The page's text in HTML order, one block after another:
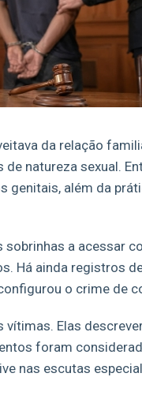
da relação
natureza sexual.
genitais, além da
sobrinhas a acessar
Há ainda registros
o crime de
Elas
foram
nas escutas